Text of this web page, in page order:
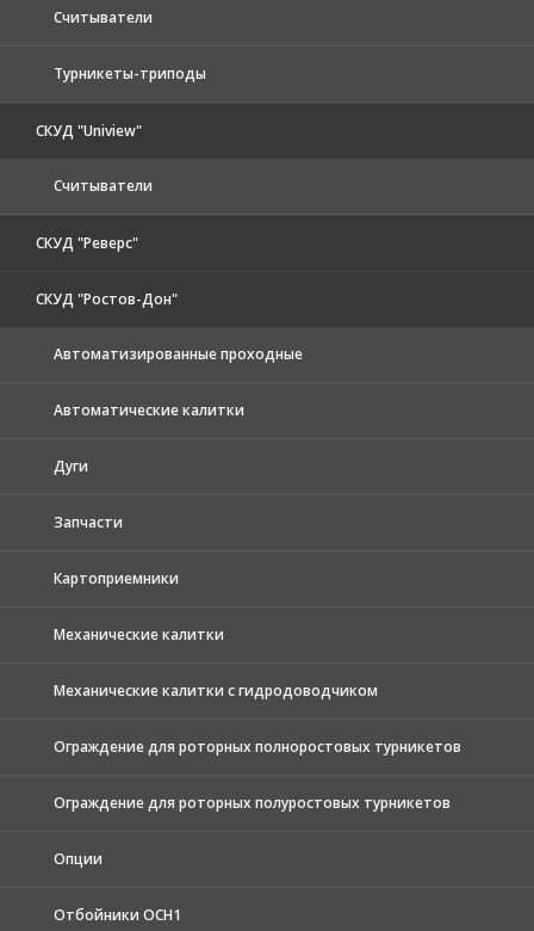
Считыватели
Турникеты-триподы
СКУД "Uniview"
Считыватели
СКУД "Реверс"
СКУД "Ростов-Дон"
Автоматизированные проходные
Автоматические калитки
Дуги
Запчасти
Картоприемники
Механические калитки
Механические калитки с гидродоводчиком
Ограждение для роторных полноростовых турникетов
Ограждение для роторных полуростовых турникетов
Опции
Отбойники ОСН1